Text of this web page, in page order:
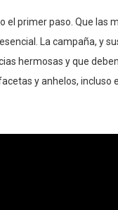
el primer paso. Que las
La campaña, y
hermosas y que
y anhelos, incluso